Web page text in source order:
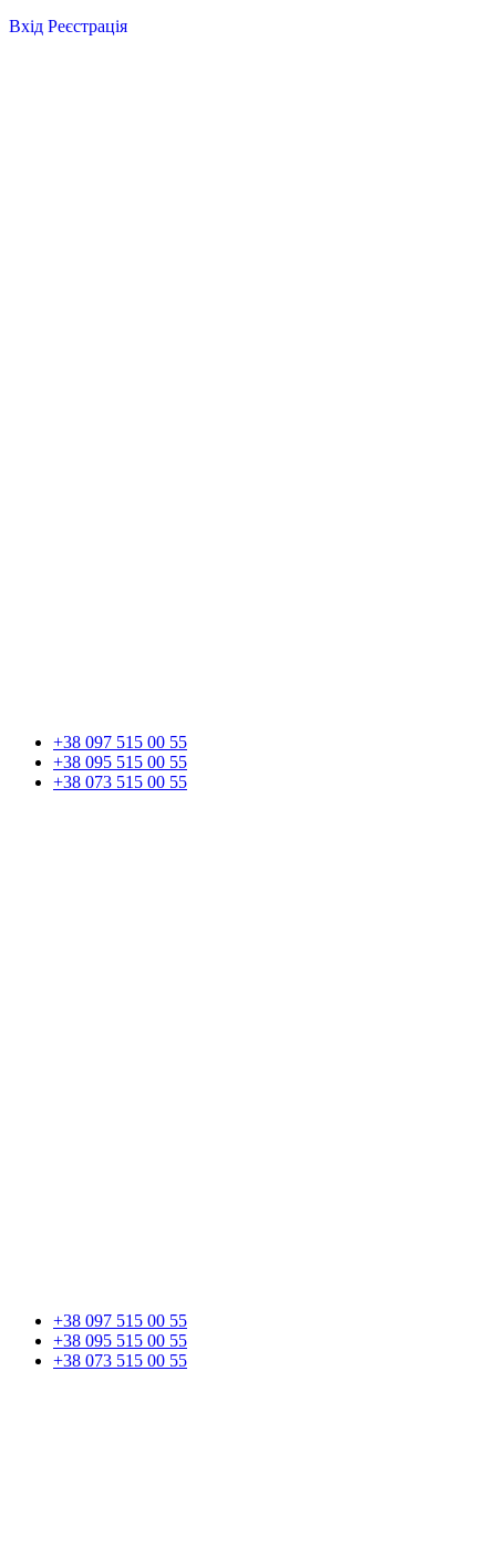
Вхід Реєстрація
+38 097 515 00 55
+38 095 515 00 55
+38 073 515 00 55
+38 097 515 00 55
+38 095 515 00 55
+38 073 515 00 55